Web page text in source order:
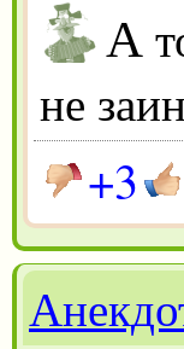
А
не
+3